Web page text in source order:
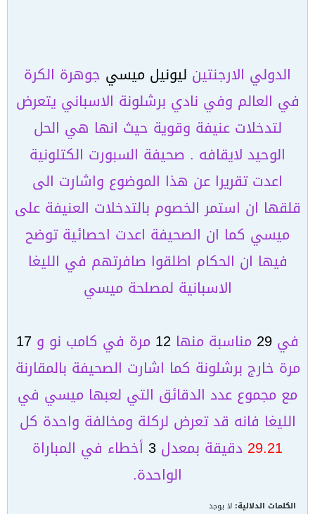
الدولي الارجنتين ليونيل ميسي جوهرة الكرة
في العالم وفي نادي برشلونة الاسباني يتعرض
لتدخلات عنيفة وقوية حيث انها هي الحل
الوحيد لايقافه . صحيفة السبورت الكتلونية
اعدت تقريرا عن هذا الموضوع واشارت الى
قلقها ان استمر الخصوم بالتدخلات العنيفة على
ميسي كما ان الصحيفة اعدت احصائية توضح
فيها ان الحكام اطلقوا صافرتهم في الليغا
الاسبانية لمصلحة ميسي
في
مناسبة منها مرة في كامب نو و 17
مرة خارج برشلونة كما اشارت الصحيفة بالمقارنة
مع مجموع عدد الدقائق التي لعبها ميسي في
الليغا فانه قد تعرض لركلة ومخالفة واحدة كل
29.21 دقيقة بمعدل
أخطاء في المباراة
الواحدة.
الكلمات الدلالية: لا يوجد